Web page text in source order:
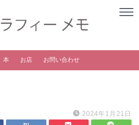
本 お店 お問い合わせ
2024年1月21日